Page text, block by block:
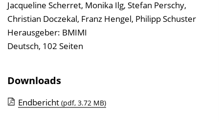
Jacqueline Scherret, Monika Ilg, Stefan Perschy,
Christian Doczekal, Franz Hengel, Philipp Schuster
Herausgeber: BMIMI
Deutsch, 102 Seiten
Downloads
Endbericht (pdf, 3.72 MB)